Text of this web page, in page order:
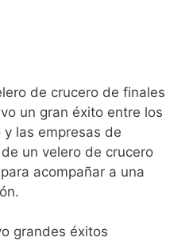
de crucero de finales
un gran éxito entre los
las empresas de
un velero de crucero
acompañar a una
grandes éxitos